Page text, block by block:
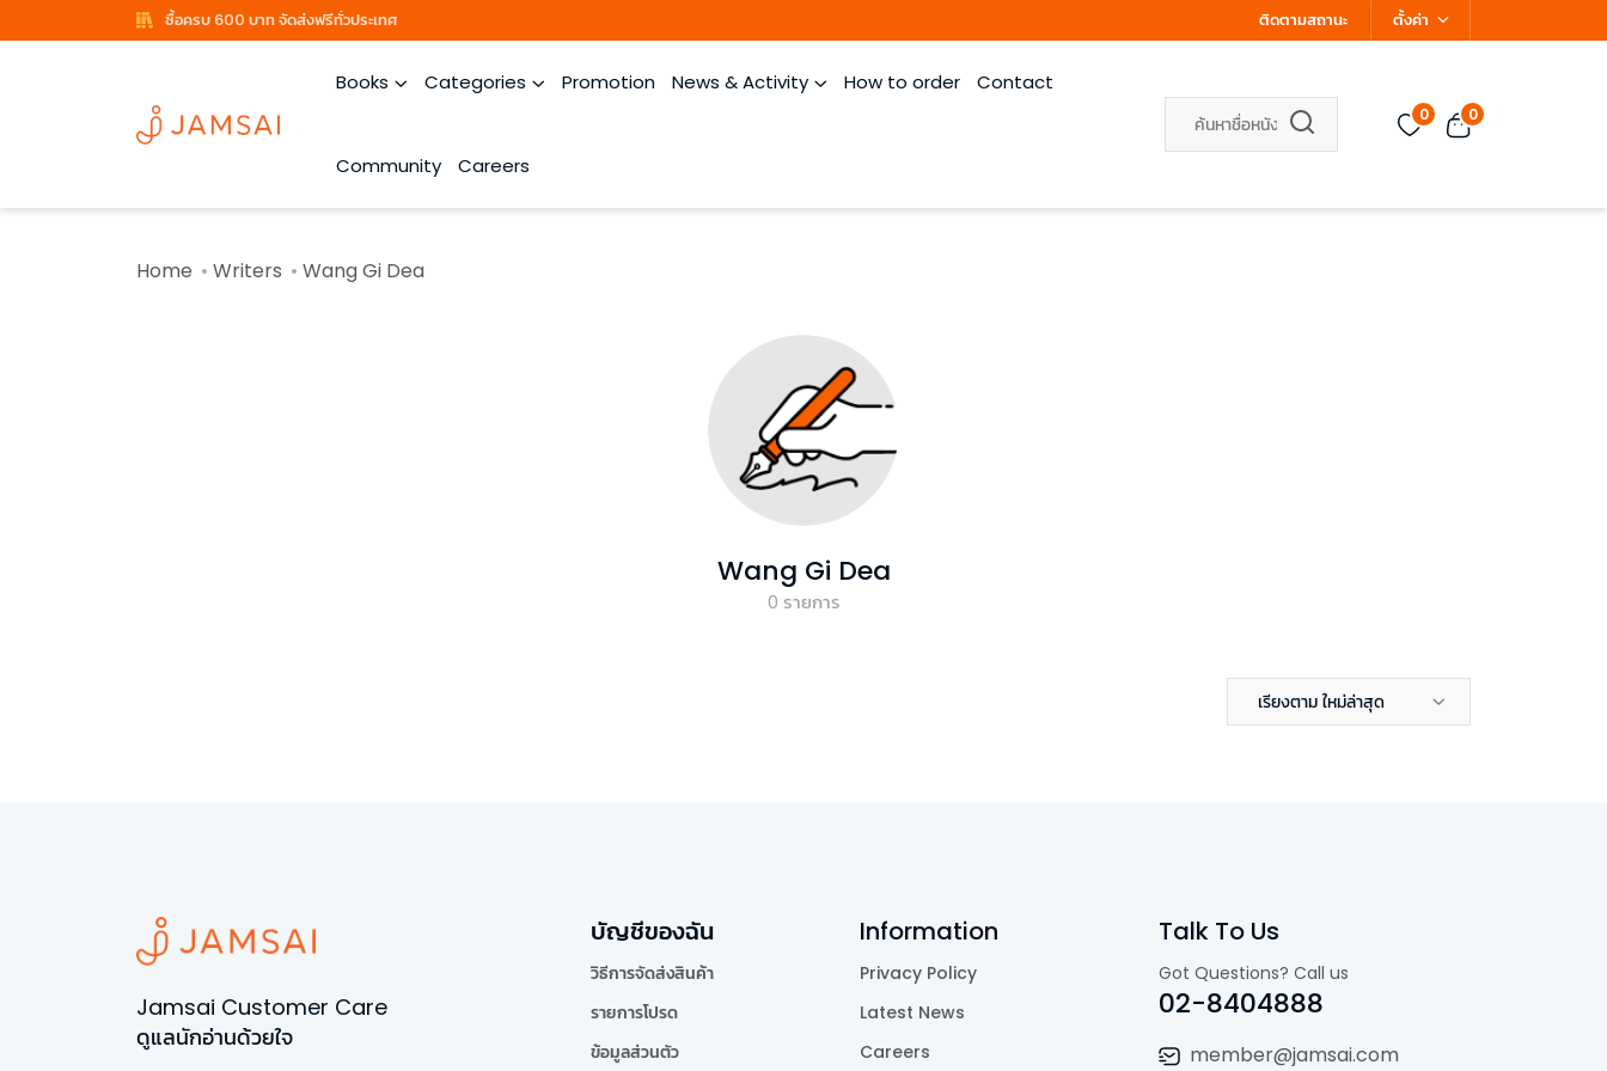
ซื้อครบ 600 บาท จัดส่งฟรีทั่วประเทศ ติดตามสถานะ ตั้งค่า
Books Categories Promotion News & Activity How to order Contact
Community Careers
0 0
Home Writers Wang Gi Dea
Wang Gi Dea
0 รายการ
เรียงตาม ใหม่ล่าสุด
Jamsai Customer Care
ดูแลนักอ่านด้วยใจ
บัญชีของฉัน
วิธีการจัดส่งสินค้า
รายการโปรด
ข้อมูลส่วนตัว
Information
Privacy Policy
Latest News
Careers
Talk To Us
Got Questions? Call us
02-8404888
member@jamsai.com